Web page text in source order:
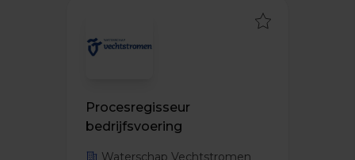
Procesregisseur
bedrijfsvoering
Waterschap Vechtstromen